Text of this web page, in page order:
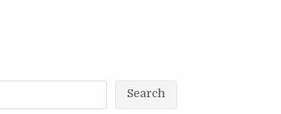
Search